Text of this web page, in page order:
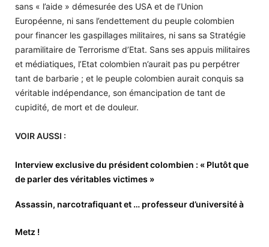
sans « l’aide » démesurée des USA et de l’Union
Européenne, ni sans l’endettement du peuple colombien
pour financer les gaspillages militaires, ni sans sa Stratégie
paramilitaire de Terrorisme d’Etat. Sans ses appuis militaires
et médiatiques, l’Etat colombien n’aurait pas pu perpétrer
tant de barbarie ; et le peuple colombien aurait conquis sa
véritable indépendance, son émancipation de tant de
cupidité, de mort et de douleur.
VOIR AUSSI :
Interview exclusive du président colombien : « Plutôt que
de parler des véritables victimes »
Assassin, narcotrafiquant et … professeur d’université à
Metz !